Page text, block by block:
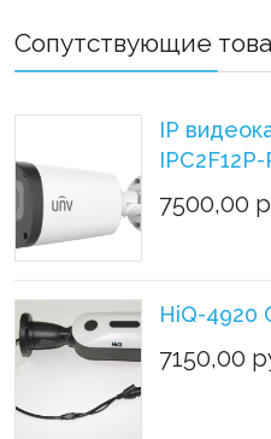
Сопутствующие
IP
IPC2F12P-
7500,00
HiQ-4920
7150,00